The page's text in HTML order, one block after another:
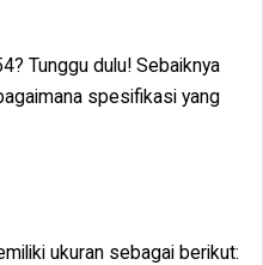
Tunggu dulu! Sebaiknya
spesifikasi yang
ukuran sebagai berikut: